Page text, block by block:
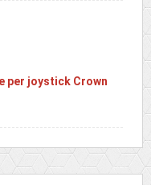
per joystick Crown